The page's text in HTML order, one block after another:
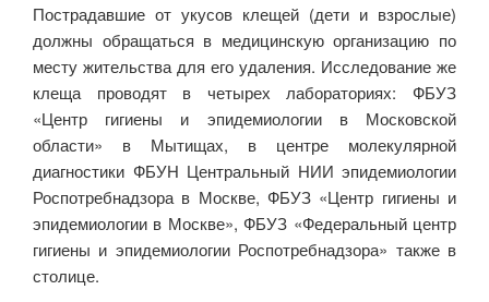
Пострадавшие от укусов клещей (дети и взрослые)
должны обращаться в медицинскую организацию по
месту жительства для его удаления. Исследование же
клеща проводят в четырех лабораториях: ФБУЗ
«Центр гигиены и эпидемиологии в Московской
области» в Мытищах, в центре молекулярной
диагностики ФБУН Центральный НИИ эпидемиологии
Роспотребнадзора в Москве, ФБУЗ «Центр гигиены и
эпидемиологии в Москве», ФБУЗ «Федеральный центр
гигиены и эпидемиологии Роспотребнадзора» также в
столице.